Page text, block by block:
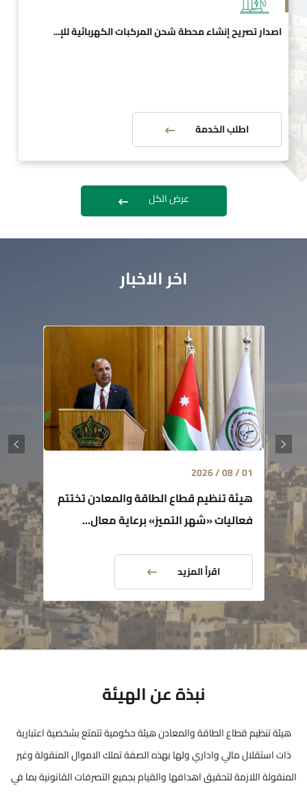
اصدار تصريح إنشاء محطة شحن المركبات الكهربائية للإ...
اطلب الخدمة
عرض الكل
اخر الاخبار
01 / 08 / 2026
هيئة تنظيم قطاع الطاقة والمعادن تختتم
فعاليات «شهر التميز» برعاية معال...
اقرأ المزيد
نبذة عن الهيئة
هيئة تنظيم قطاع الطاقة والمعادن هيئة حكومية تتمتع بشخصية اعتبارية
ذات استقلال مالي واداري ولها بهذه الصفة تملك الاموال المنقولة وغير
المنقولة اللازمة لتحقيق اهدافها والقيام بجميع التصرفات القانونية بما في